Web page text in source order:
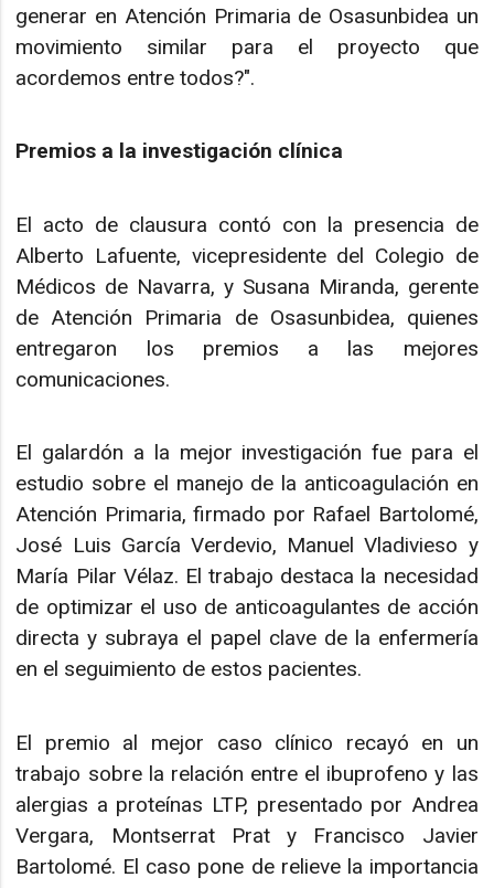
generar en Atención Primaria de Osasunbidea un
movimiento similar para el proyecto que
acordemos entre todos?".
Premios a la investigación clínica
El acto de clausura contó con la presencia de
Alberto Lafuente, vicepresidente del Colegio de
Médicos de Navarra, y Susana Miranda, gerente
de Atención Primaria de Osasunbidea, quienes
entregaron los premios a las mejores
comunicaciones.
El galardón a la mejor investigación fue para el
estudio sobre el manejo de la anticoagulación en
Atención Primaria, firmado por Rafael Bartolomé,
José Luis García Verdevio, Manuel Vladivieso y
María Pilar Vélaz. El trabajo destaca la necesidad
de optimizar el uso de anticoagulantes de acción
directa y subraya el papel clave de la enfermería
en el seguimiento de estos pacientes.
El premio al mejor caso clínico recayó en un
trabajo sobre la relación entre el ibuprofeno y las
alergias a proteínas LTP, presentado por Andrea
Vergara, Montserrat Prat y Francisco Javier
Bartolomé. El caso pone de relieve la importancia